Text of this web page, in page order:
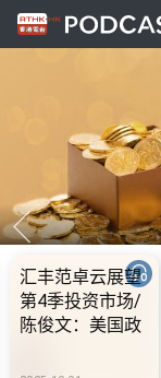
俊文：美国政
停摆料成为美
调整借口